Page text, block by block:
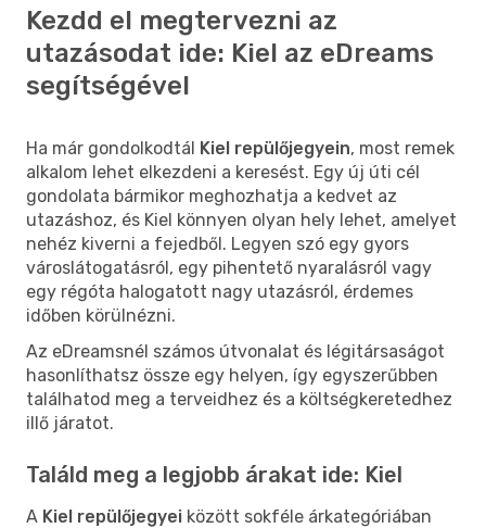
Kezdd el megtervezni az
utazásodat ide: Kiel az eDreams
segítségével
Ha már gondolkodtál Kiel repülőjegyein, most remek
alkalom lehet elkezdeni a keresést. Egy új úti cél
gondolata bármikor meghozhatja a kedvet az
utazáshoz, és Kiel könnyen olyan hely lehet, amelyet
nehéz kiverni a fejedből. Legyen szó egy gyors
városlátogatásról, egy pihentető nyaralásról vagy
egy régóta halogatott nagy utazásról, érdemes
időben körülnézni.
Az eDreamsnél számos útvonalat és légitársaságot
hasonlíthatsz össze egy helyen, így egyszerűbben
találhatod meg a terveidhez és a költségkeretedhez
illő járatot.
Találd meg a legjobb árakat ide: Kiel
A Kiel repülőjegyei között sokféle árkategóriában